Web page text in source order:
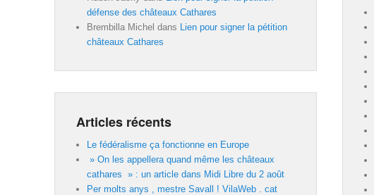
défense des châteaux Cathares
Brembilla Michel dans
Lien pour signer la pétition
châteaux Cathares
Articles récents
Le fédéralisme ça fonctionne en Europe
» On les appellera quand même les châteaux
cathares » : un article dans Midi Libre du 2 août
Per molts anys , mestre Savall ! VilaWeb . cat